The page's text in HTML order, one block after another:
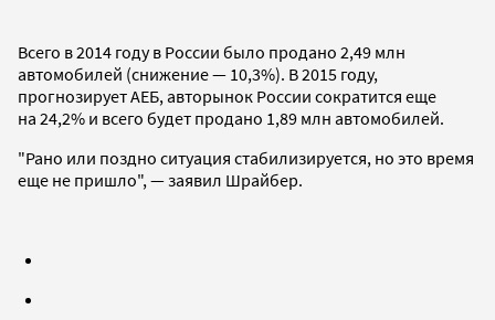
Всего в 2014 году в России было продано 2,49 млн
автомобилей (снижение — 10,3%). В 2015 году,
прогнозирует АЕБ, авторынок России сократится еще
на 24,2% и всего будет продано 1,89 млн автомобилей.
"Рано или поздно ситуация стабилизируется, но это время
еще не пришло", — заявил Шрайбер.